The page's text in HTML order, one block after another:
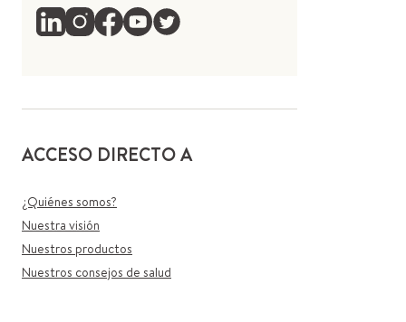
ACCESO DIRECTO A
¿Quiénes somos?
Nuestra visión
Nuestros productos
Nuestros consejos de salud